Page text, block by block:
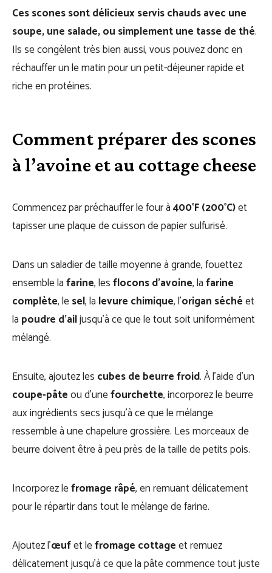
Ces scones sont délicieux servis chauds avec une
soupe, une salade, ou simplement une tasse de thé.
Ils se congèlent très bien aussi, vous pouvez donc en
réchauffer un le matin pour un petit-déjeuner rapide et
riche en protéines.
Comment préparer des scones
à l’avoine et au cottage cheese
Commencez par préchauffer le four à400°F (200°C)et
tapisser une plaque de cuisson de papier sulfurisé.
Dans un saladier de taille moyenne à grande, fouettez
ensemble lafarine, lesflocons d’avoine, lafarine
complète, lesel, la levure chimique, l’origan séchéet
la poudre d’ailjusqu’à ce que le tout soit uniformément
mélangé.
Ensuite, ajoutez les cubes de beurre froid. À l’aide d’un
coupe-pâteou d’unefourchette, incorporez le beurre
aux ingrédients secs jusqu’à ce que le mélange
ressemble à une chapelure grossière. Les morceaux de
beurre doivent être à peu près de la taille de petits pois.
Incorporez lefromage râpé, en remuant délicatement
pour le répartir dans tout le mélange de farine.
Ajoutez l’œufet lefromage cottageet remuez
délicatement jusqu’à ce que la pâte commence tout juste